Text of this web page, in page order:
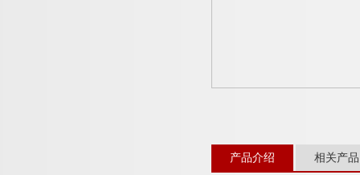
产品介绍 相关产品